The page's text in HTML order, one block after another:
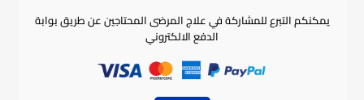
يمكنكم التبرع للمشاركة في علاج المرضى المحتاجين عن طريق بوابة
الدفع الالكتروني